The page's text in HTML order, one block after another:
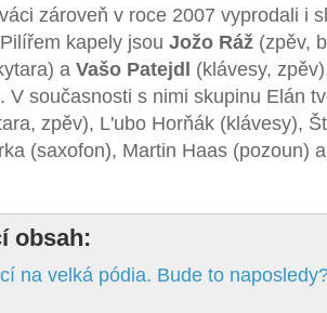
zároveň v roce 2007 vyprodali i
kapely jsou Jožo Ráž (zpěv,
a Vašo Patejdl (klávesy,
V současnosti s nimi skupinu Elán
zpěv), L'ubo Horňák (klávesy),
(saxofon), Martin Haas (pozoun)
obsah:
na velká pódia. Bude to